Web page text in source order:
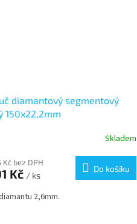
diamantový segmentový
150x22,2mm
Skladem
Kč bez DPH
Kč / ks
Do košíku
2,6mm.